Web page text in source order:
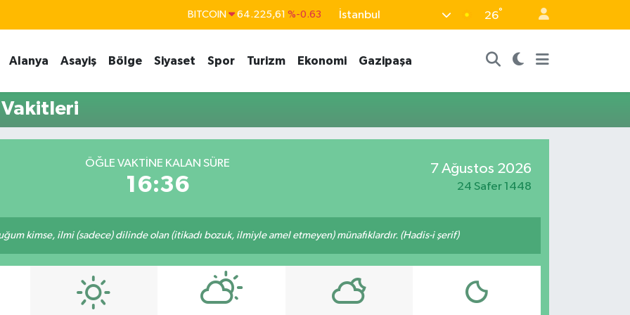
BITCOIN 64.225,61 %-0.63
EURO 55,0317 %-0.02
STERLİN 64,2463 %0.07
BİST100 13.799 %70
İstanbul 26°
Alanya Asayiş Bölge Siyaset Spor Turizm Ekonomi Gazipaşa
Vakitleri
ÖĞLE VAKTINE KALAN SÜRE
16:36
7 Ağustos 2026
24 Safer 1448
kimse, ilmi (sadece) dilinde olan (itikadı bozuk, ilmiyle amel etmeyen) münafıklardır. (Hadis-i şerif)